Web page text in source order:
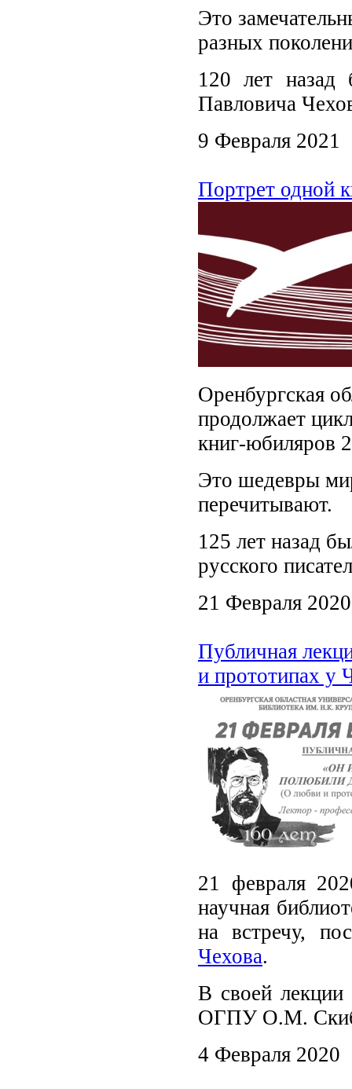
Это
разных
120 лет назад
Павловича
9 Февраля 2021
Портрет одной
Оренбургская
продолжает
книг-юбиляров
Это шедевры
перечитывают.
125 лет назад
русского
21 Февраля 2020
Публичная
и прототипах у
21 февраля
научная
на встречу,
Чехова.
В своей
ОГПУ О.М.
4 Февраля 2020